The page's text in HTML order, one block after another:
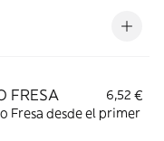
FRESA
6,52 €
Fresa desde el primer